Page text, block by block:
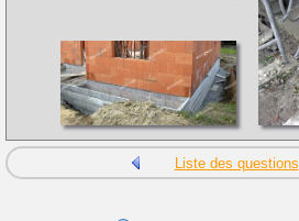
Liste des questions